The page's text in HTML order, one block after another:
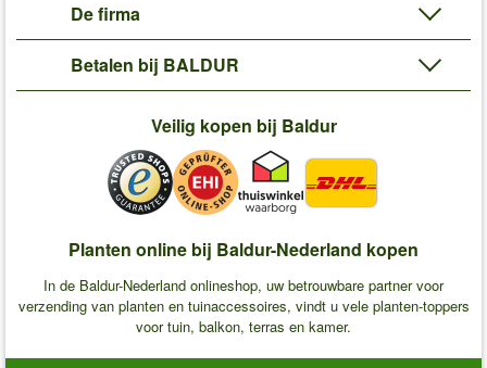
De firma
Betalen bij BALDUR
Veilig kopen bij Baldur
Planten online bij Baldur-Nederland kopen
In de Baldur-Nederland onlineshop, uw betrouwbare partner voor
verzending van planten en tuinaccessoires, vindt u vele planten-toppers
voor tuin, balkon, terras en kamer.